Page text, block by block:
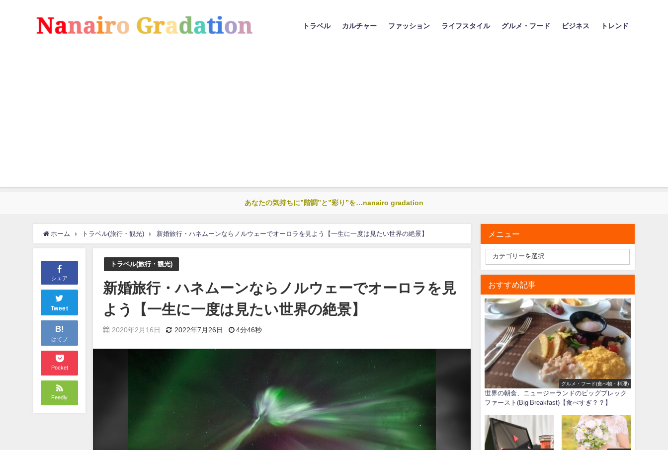
トラベル カルチャー ファッション ライフスタイル グルメ・フード ビジネス トレンド
あなたの気持ちに”階調”と”彩り”を…nanairo gradation
ホーム トラベル(旅行・観光) 新婚旅行・ハネムーンならノルウェーでオーロラを見よう【一生に一度は見たい世界の絶景】
シェア
Tweet
B!
はてブ
Pocket
Feedly
トラベル(旅行・観光)
新婚旅行・ハネムーンならノルウェーでオーロラを見
よう【一生に一度は見たい世界の絶景】
2020年2月16日 2022年7月26日 4分46秒
メニュー
おすすめ記事
グルメ・フード(食べ物・料理)
世界の朝食、ニュージーランドのビッグブレック
ファースト(Big Breakfast)【食べすぎ？？】